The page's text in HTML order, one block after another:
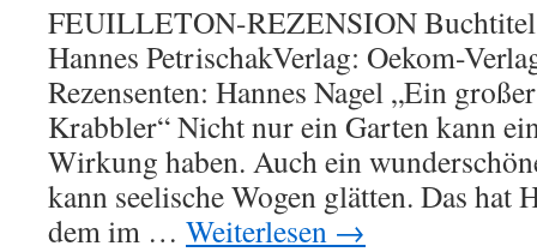
FEUILLETON-REZENSION
Hannes PetrischakVerlag: Oekom-
Rezensenten: Hannes Nagel „Ein
Krabbler“ Nicht nur ein Garten kann
Wirkung haben. Auch ein
kann seelische Wogen glätten. Das hat
dem im … Weiterlesen →